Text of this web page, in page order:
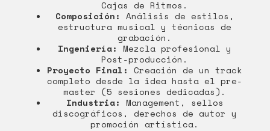
Cajas de Ritmos.
Composición: Análisis de estilos,
estructura musical y técnicas de
grabación.
Ingeniería: Mezcla profesional y
Post-producción.
Proyecto Final: Creación de un track
completo desde la idea hasta el pre-
master (5 sesiones dedicadas).
Industria: Management, sellos
discográficos, derechos de autor y
promoción artística.